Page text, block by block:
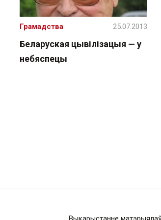
Беларуская цывілізацыя — у
небяспецы
Грамадства 25.07.2013